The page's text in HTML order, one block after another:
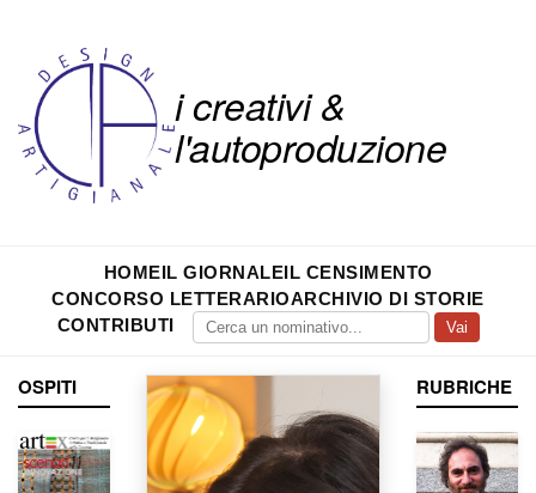
i creativi &
l'autoproduzione
HOMEIL GIORNALEIL CENSIMENTO
CONCORSO LETTERARIOARCHIVIO DI STORIE
CONTRIBUTI
Vai
OSPITI RUBRICHE